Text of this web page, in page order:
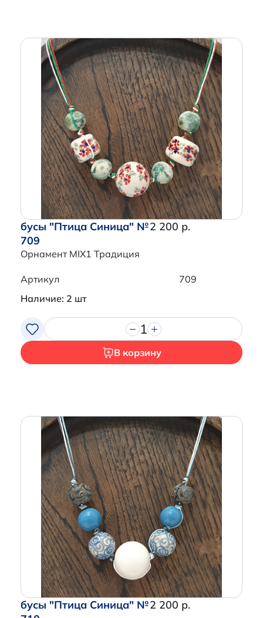
Итого:
Продолжить покупки
Перейти в корзину
бусы "Птица Синица" №
709
Орнамент MIX1 Традиция
2 200 р.
Артикул
709
Наличие: 2 шт
1
В корзину
бусы "Птица Синица" №2 200 р.